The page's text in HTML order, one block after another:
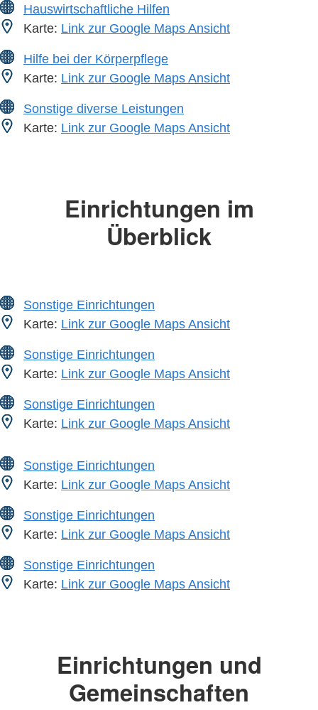
Hauswirtschaftliche Hilfen
Karte: Link zur Google Maps Ansicht
Hilfe bei der Körperpflege
Karte: Link zur Google Maps Ansicht
Sonstige diverse Leistungen
Karte: Link zur Google Maps Ansicht
Einrichtungen im
Überblick
Sonstige Einrichtungen
Karte: Link zur Google Maps Ansicht
Sonstige Einrichtungen
Karte: Link zur Google Maps Ansicht
Sonstige Einrichtungen
Karte: Link zur Google Maps Ansicht
Sonstige Einrichtungen
Karte: Link zur Google Maps Ansicht
Sonstige Einrichtungen
Karte: Link zur Google Maps Ansicht
Sonstige Einrichtungen
Karte: Link zur Google Maps Ansicht
Einrichtungen und
Gemeinschaften